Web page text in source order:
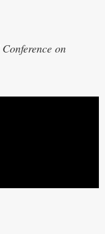
Conference on